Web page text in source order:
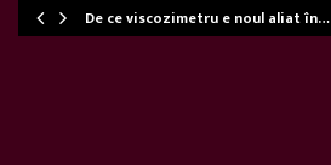
De ce viscozimetru e noul aliat în…